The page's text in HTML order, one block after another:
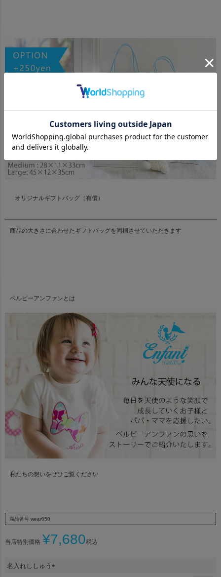
オリジナルギフトバッグ（有償）
商品の大きさに合わせたギフトバッグを同梱させていただきます
ベルビーアンファンとは
私たちの想いをぜひご覧ください
商品番号 wear050
当店特別価格 ¥7,680税込
名入れししゅう